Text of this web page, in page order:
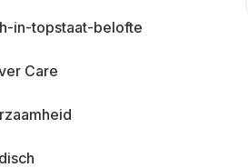
in-topstaat-belofte
Care